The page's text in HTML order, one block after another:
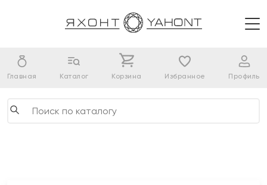
Главная Каталог Корзина Избранное Профиль